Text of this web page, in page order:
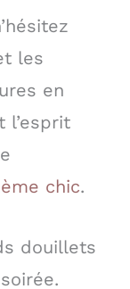
les
en
l’esprit
chic.
douillets